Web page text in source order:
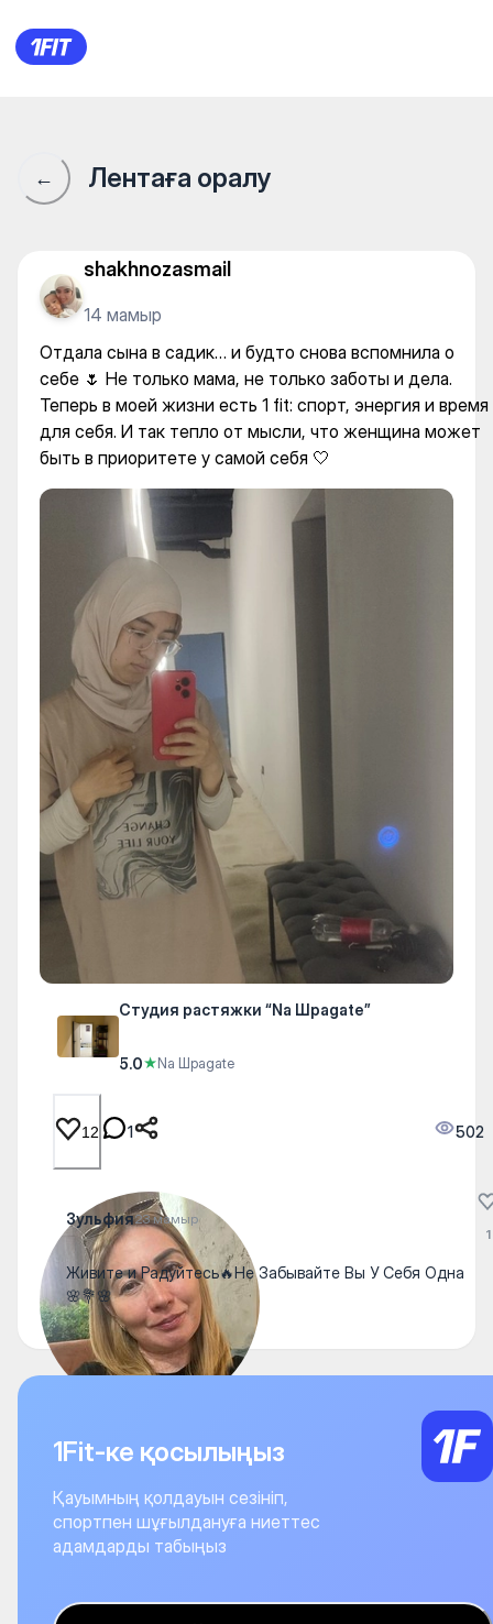
Студия растяжки “Na
← Лентаға оралу
shakhnozasmail
14 мамыр
Отдала сына в садик… и будто снова вспомнила о
себе 🌷 Не только мама, не только заботы и дела.
Теперь в моей жизни есть 1 fit: спорт, энергия и время
для себя. И так тепло от мысли, что женщина может
быть в приоритете у самой себя 🤍
Студия растяжки “Na Шpagate”
5.0★Na Шpagate
12 1 502
Зульфия23 мамыр
Живите и Радуйтесь🔥Не Забывайте Вы У Себя Одна
🌸💐🌸
1
1Fit-ке қосылыңыз
Қауымның қолдауын сезініп,
спортпен шұғылдануға ниеттес
адамдарды табыңыз